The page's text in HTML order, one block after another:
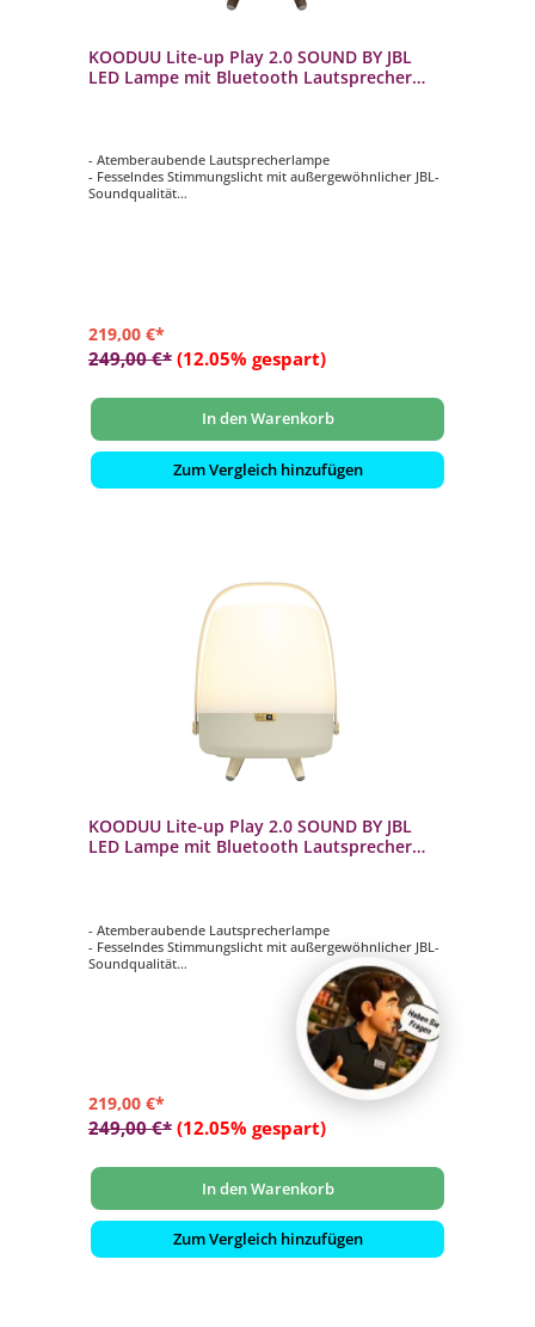
KOODUU Lite-up Play 2.0 SOUND BY JBL
LED Lampe mit Bluetooth Lautsprecher
- Atemberaubende Lautsprecherlampe
- Fesselndes Stimmungslicht mit außergewöhnlicher JBL-
Soundqualität
219,00 €*
249,00 €* (12.05% gespart)
In den Warenkorb
Zum Vergleich hinzufügen
KOODUU Lite-up Play 2.0 SOUND BY JBL
LED Lampe mit Bluetooth Lautsprecher
- Atemberaubende Lautsprecherlampe
- Fesselndes Stimmungslicht mit außergewöhnlicher JBL-
Soundqualität
- Wunderschönes skandinavisches Designerstück
- Elegante Messingakzente und abgerundeter Holzgriff
- Verbinden Sie diese exquisite Lautsprecherlampe über
219,00 €*
249,00 €* (12.05% gespart)
In den Warenkorb
Zum Vergleich hinzufügen